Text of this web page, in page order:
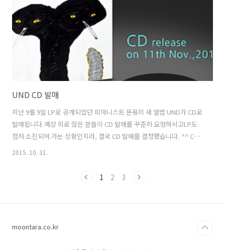
UND CD 발매
지난 9월 9일 LP로 공개되었던 피아니스트 문용의 새 앨범 UND가 CD로
발매됩니다.예상 외로 많은 분들이 CD 발매를 꾸준히 요청하시고LP도
점차 소진되어 가는 상황인지라, 결국 CD 발매를 결정했습니다. ^^ CD
발매일은 11월 11일 입니다. CD 발매를 앞두고 예약판매를 합니
안내]에 링크해두겠습니다. [ 알라딘 ]에서 CD 구매하기 [ 예스24 ]에서
2015. 10. 31.
1 2 3
moontara.co.kr